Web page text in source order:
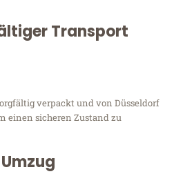
Transport
verpackt und von Düsseldorf
einen sicheren Zustand zu